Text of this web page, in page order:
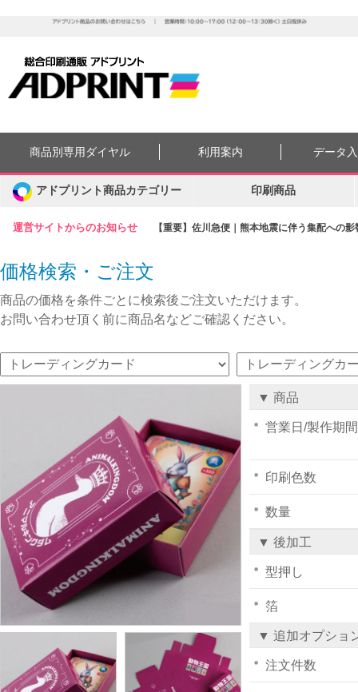
運営サイトからのお知らせ 【重要】佐川急便｜熊本地震に伴う集配への
商品別専用ダイヤル 利用案内 データ
アドプリント商品カテゴリー 印刷商品
価格検索・ご注文
商品の価格を条件ごとに検索後ご注文いただけます。
お問い合わせ頂く前に商品名などご確認ください。
▼ 商品
営業日/製作期間
印刷色数
数量
▼ 後加工
型押し
箔
▼ 追加オプショ
注文件数